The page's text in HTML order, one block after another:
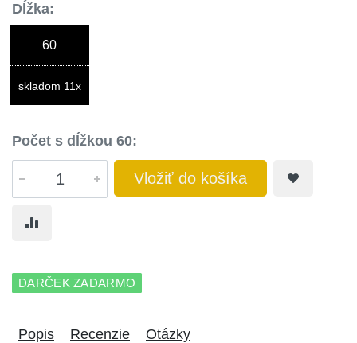
Dĺžka:
60
skladom 11x
Počet s dĺžkou 60:
Vložiť do košíka
DARČEK ZADARMO
Popis Recenzie Otázky